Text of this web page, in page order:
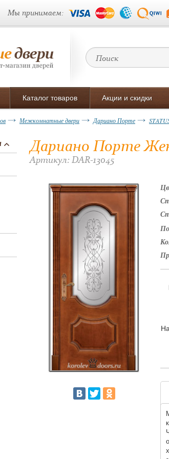
Мы принимаем:
Каталог товаров Акции и скидки
Межкомнатные двери Дариано Порте
Дариано Порте
Артикул: DAR-13045